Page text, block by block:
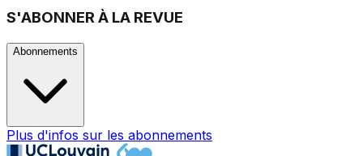
S'ABONNER À LA REVUE
Abonnements
Plus d'infos sur les abonnements